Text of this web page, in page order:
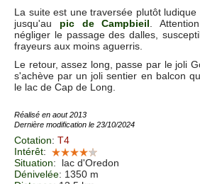
La suite est une traversée plutôt
jusqu'au pic de Campbieil .
négliger le passage des dalles,
frayeurs aux moins aguerris.
Le retour, assez long, passe par le joli
s'achève par un joli sentier en balcon
le lac de Cap de Long.
Réalisé en aout 2013
Dernière modification le 23/10/2024
Cotation: T4
Intérêt:
Situation:
lac d'Oredon
Dénivelée: 1350 m